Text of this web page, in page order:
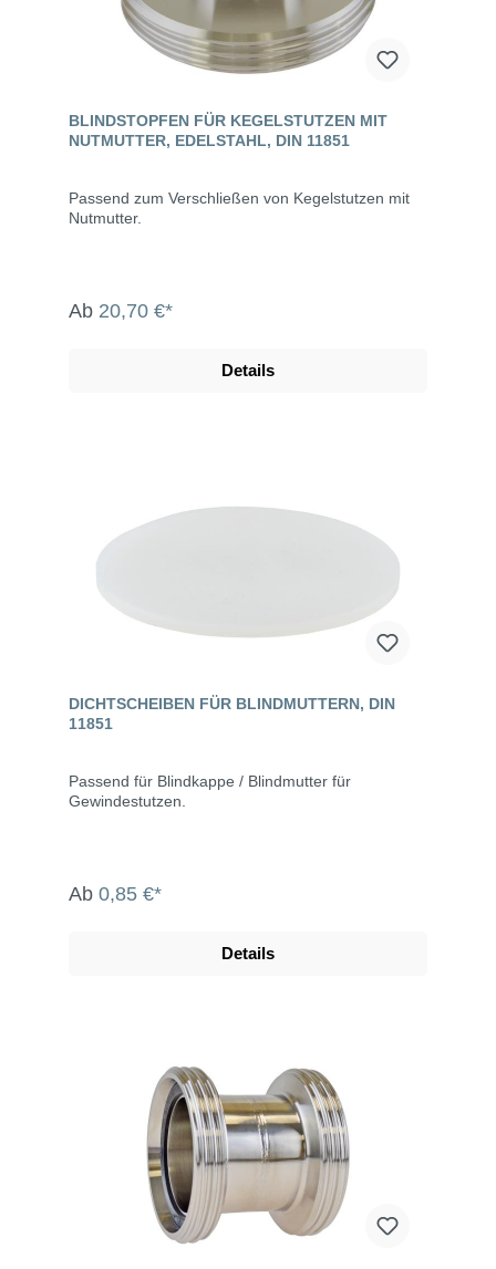
BLINDSTOPFEN FÜR KEGELSTUTZEN MIT
NUTMUTTER, EDELSTAHL, DIN 11851
Passend zum Verschließen von Kegelstutzen mit
Nutmutter.
Ab 20,70 €*
Details
DICHTSCHEIBEN FÜR BLINDMUTTERN, DIN
11851
Passend für Blindkappe / Blindmutter für
Gewindestutzen.
Ab 0,85 €*
Details